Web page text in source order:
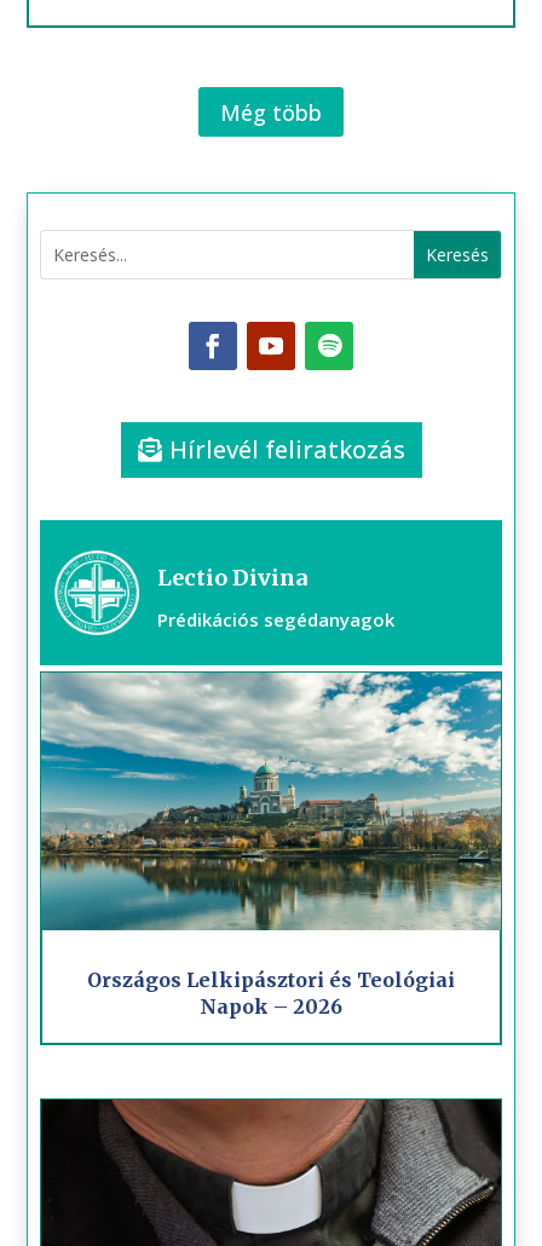
Még több
Hírlevél feliratkozás
Lectio Divina
Prédikációs segédanyagok
Országos Lelkipásztori és Teológiai
Napok – 2026